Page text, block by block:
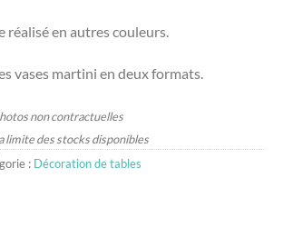
réalisé en autres couleurs.
vases martini en deux formats.
non contractuelles
limite des stocks disponibles
: Décoration de tables